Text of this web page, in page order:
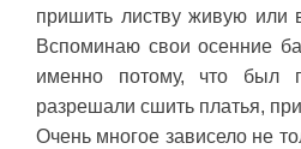
пришить листву живую или
Вспоминаю свои осенние
именно потому, что был
разрешали сшить платья,
Очень многое зависело не